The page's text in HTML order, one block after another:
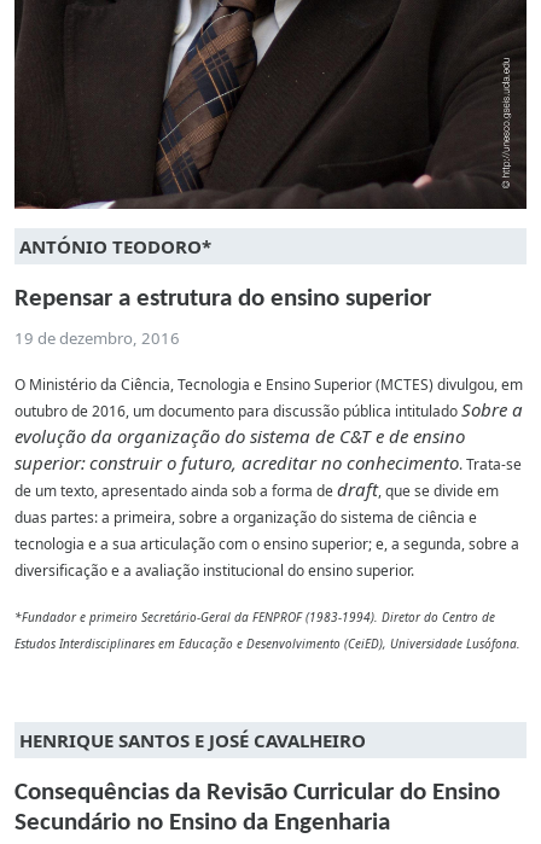
ANTÓNIO TEODORO*
Repensar a estrutura do ensino superior
19 de dezembro, 2016
O Ministério da Ciência, Tecnologia e Ensino Superior (MCTES) divulgou, em
outubro de 2016, um documento para discussão pública intituladoSobre a
evolução da organização do sistema de C&T e de ensino
superior:construir o futuro, acreditar no conhecimento. Trata-se
de um texto, apresentado ainda sob a forma dedraft, que se divide em
duas partes: a primeira, sobre a organização do sistema de ciência e
tecnologia e a sua articulação com o ensino superior; e, a segunda, sobre a
diversificação e a avaliação institucional do ensino superior.
*Fundador e primeiro Secretário-Geral da FENPROF (1983-1994). Diretor do Centro de
Estudos Interdisciplinares em Educação e Desenvolvimento (CeiED), Universidade Lusófona.
HENRIQUE SANTOS E JOSÉ CAVALHEIRO
Consequências da Revisão Curricular do Ensino
Secundário no Ensino da Engenharia